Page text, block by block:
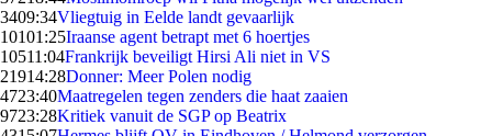
3409:34Vliegtuig in Eelde landt gevaarlijk
10101:25Iraanse agent betrapt met 6 hoertjes
10511:04Frankrijk beveiligt Hirsi Ali niet in VS
21914:28Donner: Meer Polen nodig
4723:40Maatregelen tegen zenders die haat zaaien
9723:28Kritiek vanuit de SGP op Beatrix